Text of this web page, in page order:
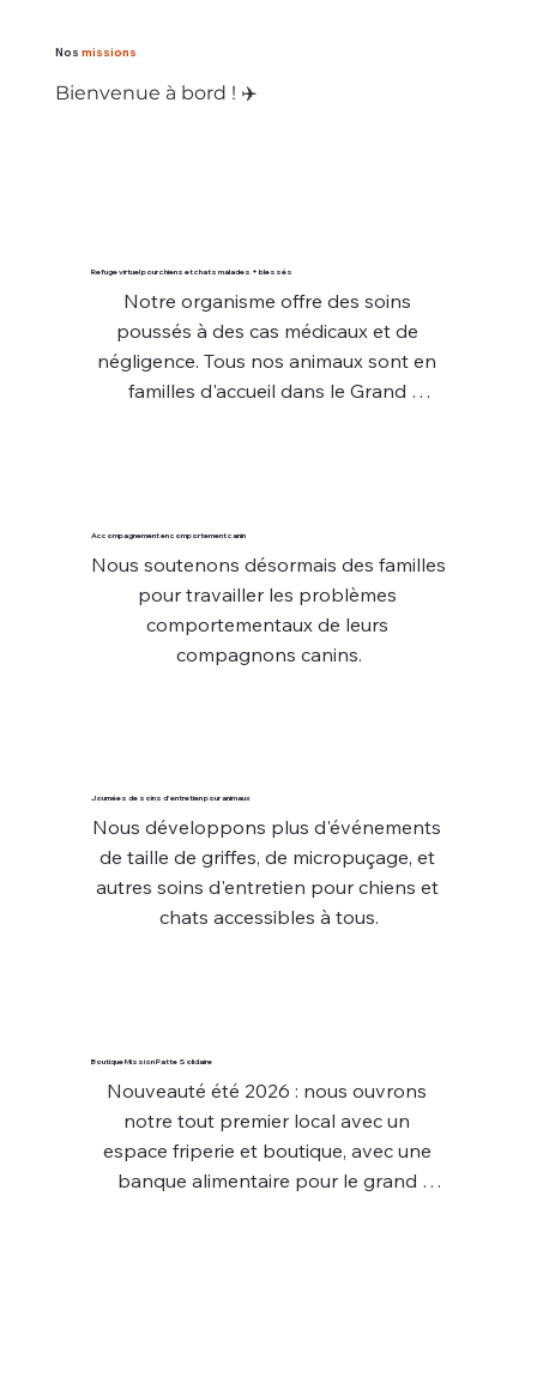
Nos missions
Bienvenue à bord ! ✈️
Refuge virtuel pour chiens et chats malades + blessés
Notre organisme offre des soins
poussés à des cas médicaux et de
négligence. Tous nos animaux sont en
familles d'accueil dans le Grand
Accompagnement en comportement canin
Nous soutenons désormais des familles
pour travailler les problèmes
comportementaux de leurs
compagnons canins.
Journées de soins d'entretien pour animaux
Nous développons plus d'événements
de taille de griffes, de micropuçage, et
autres soins d'entretien pour chiens et
chats accessibles à tous.
Boutique Mission Patte Solidaire
Nouveauté été 2026 : nous ouvrons
notre tout premier local avec un
espace friperie et boutique, avec une
banque alimentaire pour le grand